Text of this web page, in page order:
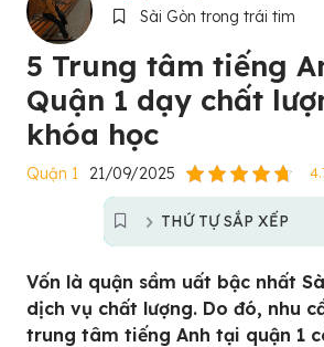
Sài Gòn trong trái tim
5 Trung tâm tiếng
Quận 1 dạy chất
khóa học
Quận 1 21/09/2025
THỨ TỰ SẮP XẾP
Vốn là quận sầm uất bậc nhất
dịch vụ chất lượng. Do đó, nhu
trung tâm tiếng Anh tại quận 1